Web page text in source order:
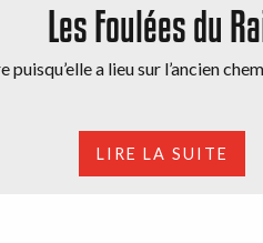
Les Foulées du
puisqu’elle a lieu sur l’ancien
LIRE LA SUITE